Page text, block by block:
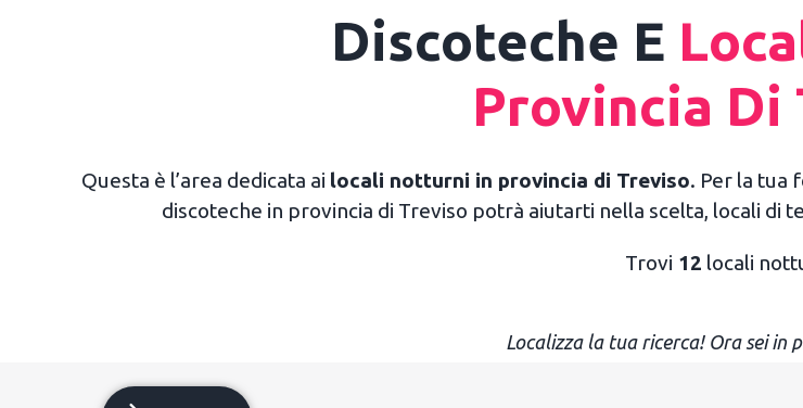
Discoteche E
Provincia Di
Questa è l’area dedicata ai locali notturni in provincia di Treviso. Per la tua
discoteche in provincia di Treviso potrà aiutarti nella scelta, locali di
Trovi 12 locali
Localizza la tua ricerca! Ora sei in